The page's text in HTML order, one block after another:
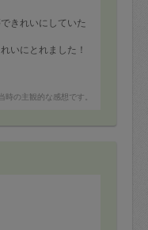
きれいにしていた
いにとれました！
なりました。
時の主観的な感想です。